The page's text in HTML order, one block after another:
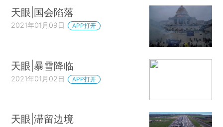
天眼|国会陷落
2021年01月09日 APP打开
天眼|暴雪降临
2021年01月02日 APP打开
天眼|滞留边境